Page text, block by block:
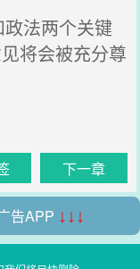
法两个关键
将会被充分尊
下一章
告APP ↓↓↓